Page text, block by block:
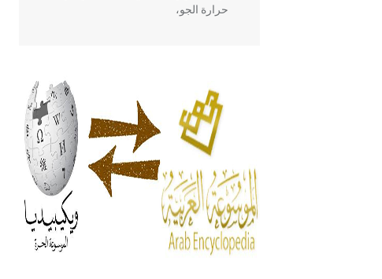
حرارة الجو،
أربعة مؤلفات هي: الحكم، الأدلة، تنظيم
التغذية، ورسالته في جروح الرأس.
ويعود له الفضل بأنه حرر الطب من
الدين والفلسفة.
- هل تعلم أن المرجان إفراز حيواني
يتكون في البحر ويتركب من مادة
كربونات الكلسيوم، وهو أحمر أو شديد
الحمرة وهو أجود أنواعه، ويمتاز بكبر
الحجم ويسمى الش